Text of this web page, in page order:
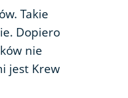
Takie
Dopiero
nie
jest Krew